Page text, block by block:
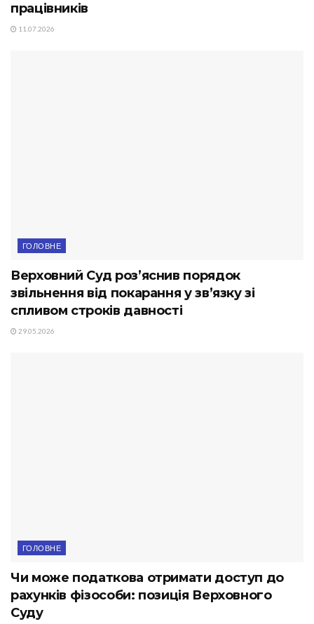
працівників
11.07.2026
ГОЛОВНЕ
Верховний Суд роз’яснив порядок
звільнення від покарання у зв’язку зі
спливом строків давності
29.05.2026
ГОЛОВНЕ
Чи може податкова отримати доступ до
рахунків фізособи: позиція Верховного
Суду